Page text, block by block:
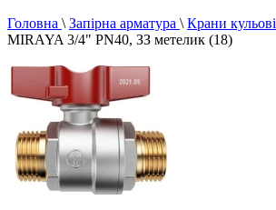
Головна \ Запірна арматура \ Крани кульові
MIRAYA 3/4" PN40, ЗЗ метелик (18)